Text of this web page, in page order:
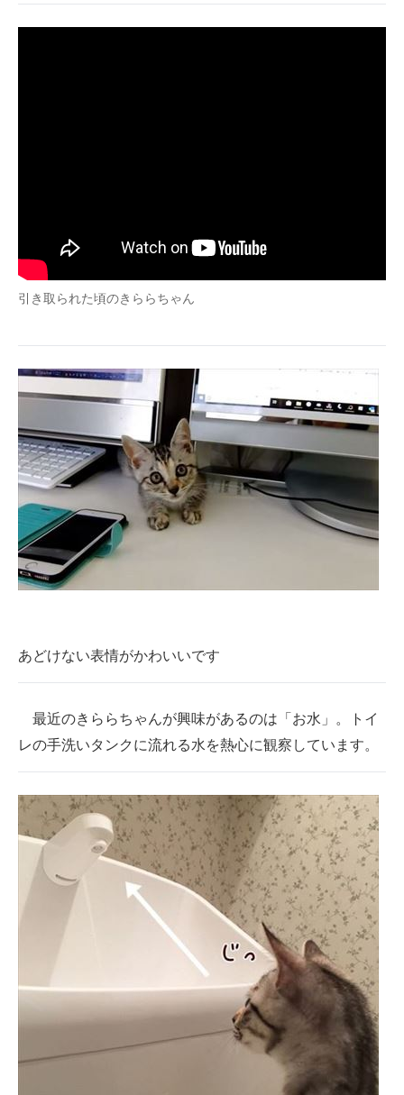
引き取られた頃のきららちゃん
あどけない表情がかわいいです
最近のきららちゃんが興味があるのは「お水」。トイ
レの手洗いタンクに流れる水を熱心に観察しています。